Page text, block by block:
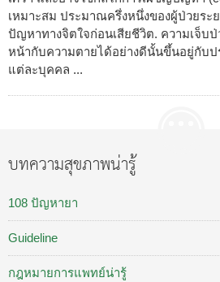
เหมาะสม ประมาณครึ่งหนึ่งของผู้ป่วยระ
ปัญหาทางจิตใจก่อนเสียชีวิต. ความเจ็บ
หน้ากับความตายได้อย่างดีนั้นขึ้นอยู่กับ
แต่ละบุคคล ...
บทความสุขภาพน่ารู้
108 ปัญหายา
Guideline
กฎหมายการแพทย์น่ารู้